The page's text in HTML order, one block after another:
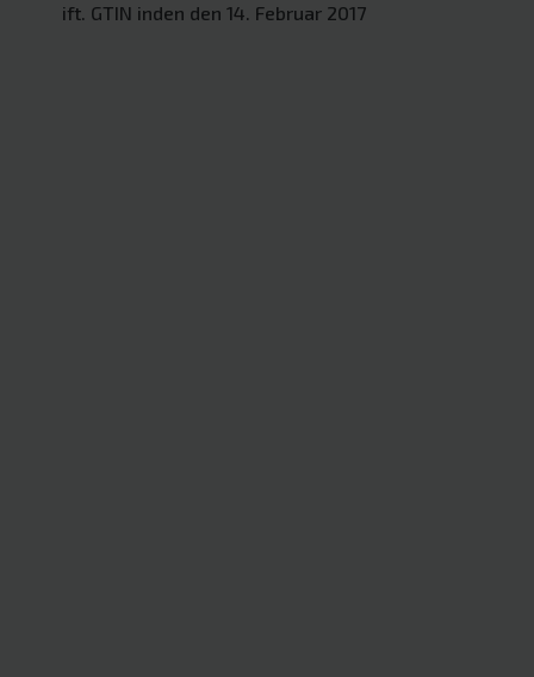
ift. GTIN inden den 14. Februar 2017